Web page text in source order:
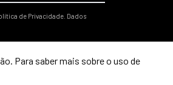
de Privacidade. Dados
Para saber mais sobre o uso de